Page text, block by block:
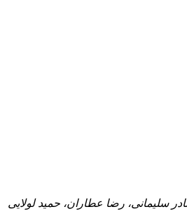
سلیمانی، رضا عطاران، حمید لولایی